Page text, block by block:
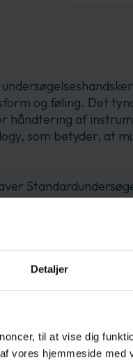
Detaljer
til at vise dig
vores hjemmeside med
og føling. Det
håndtering af
som betyder, at
på
alligevel stærkt design
skjuler samtidig olier,
i
instrumenter og